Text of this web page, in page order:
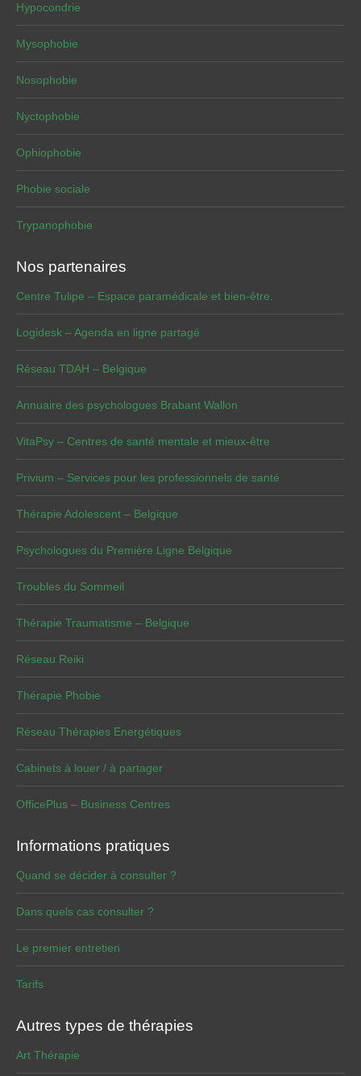
Hypocondrie
Mysophobie
Nosophobie
Nyctophobie
Ophiophobie
Phobie sociale
Trypanophobie
Nos partenaires
Centre Tulipe – Espace paramédicale et bien-être.
Logidesk – Agenda en ligne partagé
Réseau TDAH – Belgique
Annuaire des psychologues Brabant Wallon
VitaPsy – Centres de santé mentale et mieux-être
Privium – Services pour les professionnels de santé
Thérapie Adolescent – Belgique
Psychologues du Première Ligne Belgique
Troubles du Sommeil
Thérapie Traumatisme – Belgique
Réseau Reiki
Thérapie Phobie
Réseau Thérapies Energétiques
Cabinets à louer / à partager
OfficePlus – Business Centres
Informations pratiques
Quand se décider à consulter ?
Dans quels cas consulter ?
Le premier entretien
Tarifs
Autres types de thérapies
Art Thérapie